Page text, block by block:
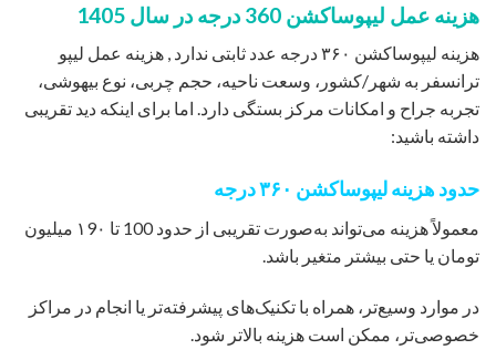
هزینه عمل لیپوساکشن 360 درجه در سال 1405
هزینه لیپوساکشن ۳۶۰ درجه عدد ثابتی ندارد , هزینه عمل لیپو
ترانسفر به شهر/کشور، وسعت ناحیه، حجم چربی، نوع بیهوشی،
تجربه جراح و امکانات مرکز بستگی دارد. اما برای اینکه دید تقریبی
داشته باشید:
حدود هزینه لیپوساکشن ۳۶۰ درجه
معمولاً هزینه می‌تواند به‌صورت تقریبی از حدود 100 تا ۱9۰ میلیون
تومان یا حتی بیشتر متغیر باشد.
در موارد وسیع‌تر، همراه با تکنیک‌های پیشرفته‌تر یا انجام در مراکز
خصوصی‌تر، ممکن است هزینه بالاتر شود.